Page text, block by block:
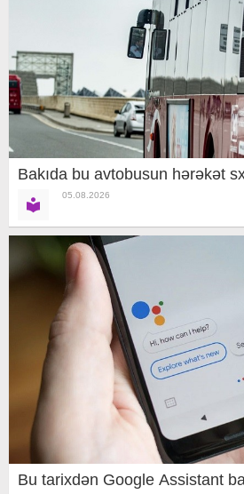
Bakıda bu avtobusun hərəkət
05.08.2026
Bu tarixdən Google Assistant